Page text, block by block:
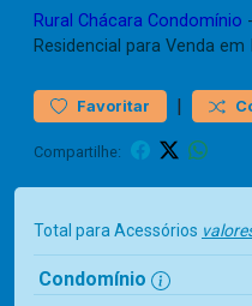
Rural Chácara Condomínio -
Residencial para Venda em
Favoritar |
Compartilhe:
Total para Acessórios
Condomínio